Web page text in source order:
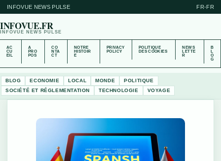
INFOVUE NEWS PULSE FR-FR
INFOVUE.FR
INFOVUE NEWS PULSE
AC
CU
EIL
A
PRO
POS
CO
NTA
CT
NOTRE
HISTOIR
E
PRIVACY
POLICY
POLITIQUE
DES COOKIES
NEWS
LETTE
R
B
L
O
G
BLOG ECONOMIE LOCAL MONDE
POLITIQUE
SOCIÉTÉ ET RÉGLEMENTATION
TECHNOLOGIE VOYAGE